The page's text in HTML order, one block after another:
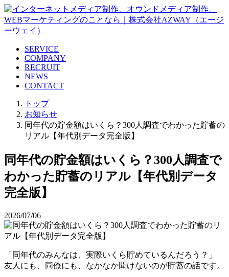
SERVICE
COMPANY
RECRUIT
NEWS
CONTACT
トップ
お知らせ
同年代の貯金額はいくら？300人調査でわかった貯蓄の
リアル【年代別データ完全版】
同年代の貯金額はいくら？300人調査で
わかった貯蓄のリアル【年代別データ
完全版】
2026/07/06
「同年代のみんなは、実際いくら貯めているんだろう？」
友人にも、同僚にも、なかなか聞けないのが貯蓄の話です。